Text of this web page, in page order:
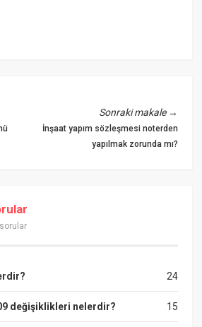
Sonraki makale→
İnşaat yapım sözleşmesi noterden
yapılmak zorunda mı?
24
15
değişiklikleri nelerdir?